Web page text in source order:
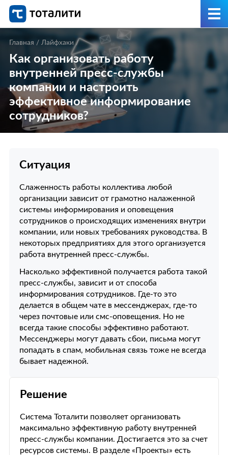
Главная / Лайфхаки/
Как организовать работу
внутренней пресс-службы
компании и настроить
эффективное информирование
сотрудников?
Ситуация
Слаженность работы коллектива любой
организации зависит от грамотно налаженной
системы информирования и оповещения
сотрудников о происходящих изменениях внутри
компании, или новых требованиях руководства. В
некоторых предприятиях для этого организуется
работа внутренней пресс-службы.
Насколько эффективной получается работа такой
пресс-службы, зависит и от способа
информирования сотрудников. Где-то это
делается в общем чате в мессенджерах, где-то
через почтовые или смс-оповещения. Но не
всегда такие способы эффективно работают.
Мессенджеры могут давать сбои, письма могут
попадать в спам, мобильная связь тоже не всегда
бывает надежной.
Решение
Система Тоталити позволяет организовать
максимально эффективную работу внутренней
пресс-службы компании. Достигается это за счет
ресурсов системы. В разделе «Проекты» есть